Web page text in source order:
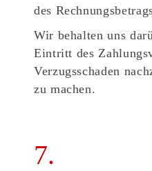
des
Wir behalten uns
Eintritt des
Verzugsschaden
zu machen.
7.